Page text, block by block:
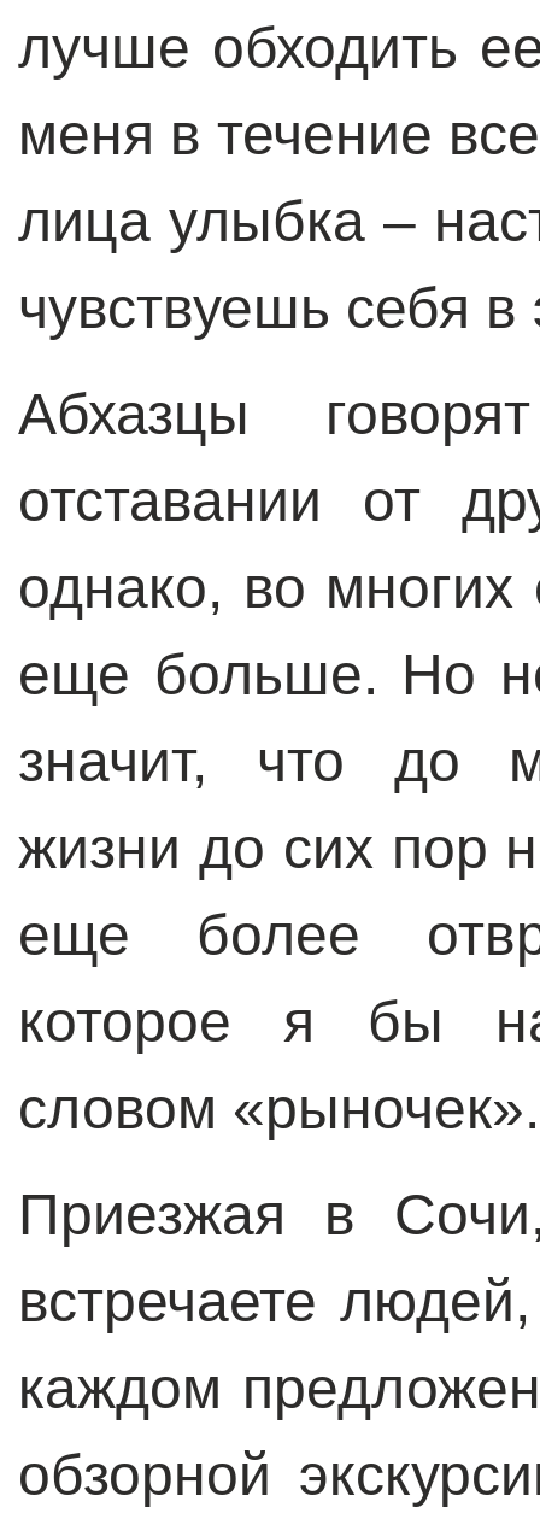
лучше обходить
меня в течение
лица улыбка –
чувствуешь себя в
Абхазцы
отставании от
однако, во многих
еще больше. Но
значит, что до
жизни до сих пор
еще более
которое я бы
словом «рыночек».
Приезжая в
встречаете
каждом
обзорной